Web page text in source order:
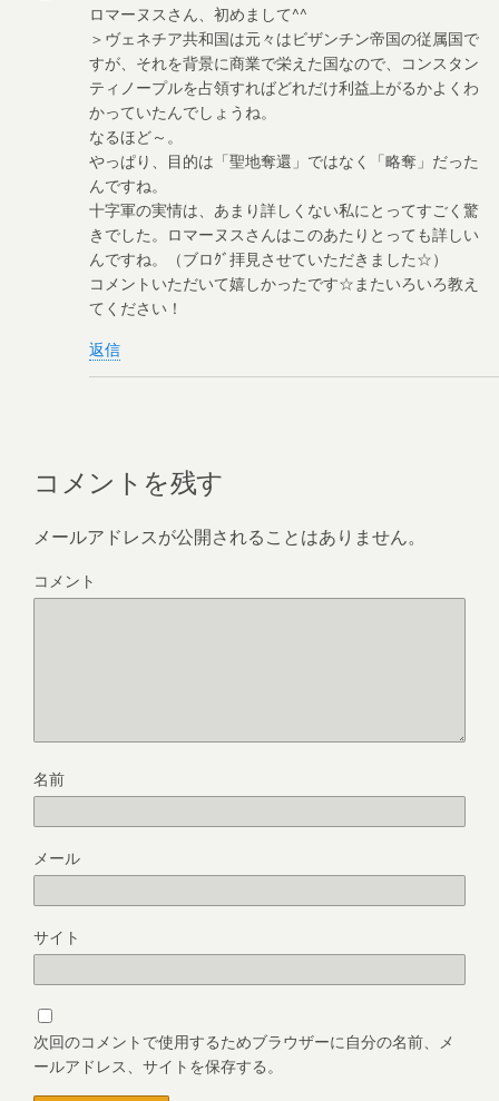
ロマーヌスさん、初めまして^^
＞ヴェネチア共和国は元々はビザンチン帝国の従属国で
すが、それを背景に商業で栄えた国なので、コンスタン
ティノープルを占領すればどれだけ利益上がるかよくわ
かっていたんでしょうね。
なるほど～。
やっぱり、目的は「聖地奪還」ではなく「略奪」だった
んですね。
十字軍の実情は、あまり詳しくない私にとってすごく驚
きでした。ロマーヌスさんはこのあたりとっても詳しい
んですね。（ブロｸﾞ拝見させていただきました☆）
コメントいただいて嬉しかったです☆またいろいろ教え
てください！
返信
コメントを残す
メールアドレスが公開されることはありません。
コメント
名前
メール
サイト
次回のコメントで使用するためブラウザーに自分の名前、メ
ールアドレス、サイトを保存する。